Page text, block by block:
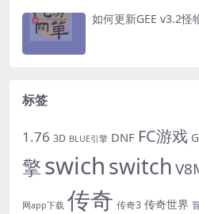
如何更新GEE v3.2怪
标签
1.76 3D BLUE引擎 DNF FC游戏
擎swichswitch
网app下载 传奇 传奇3 传奇世界